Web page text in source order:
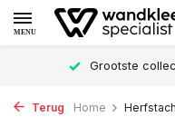
MENU
Grootste
Terug Home